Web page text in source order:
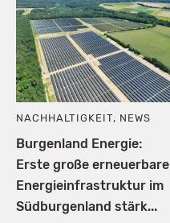
NACHHALTIGKEIT, NEWS
Burgenland Energie:
Erste große erneuerbare
Energieinfrastruktur im
Südburgenland stärk...